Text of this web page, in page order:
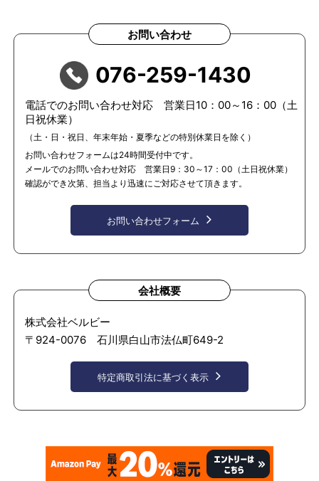
お問い合わせ
076-259-1430
電話でのお問い合わせ対応 営業日10：00～16：00（土
日祝休業）
（土・日・祝日、年末年始・夏季などの特別休業日を除く）
お問い合わせフォームは24時間受付中です。
メールでのお問い合わせ対応 営業日9：30～17：00（土日祝休業）
確認ができ次第、担当より迅速にご対応させて頂きます。
お問い合わせフォーム
会社概要
株式会社ベルビー
〒924-0076 石川県白山市法仏町649-2
特定商取引法に基づく表示